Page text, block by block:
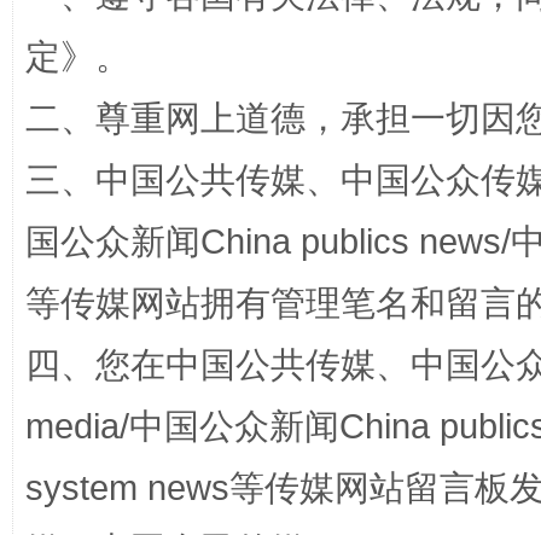
解纷+调解+退费，一次搞定
站台名比不上好声名
定》。
二、尊重网上道德，承担一切因
三、中国公共传媒、中国公众传
国公众新闻China publics news/
等传媒网站拥有管理笔名和留言
四、您在中国公共传媒、中国公
media/中国公众新闻China
system news等传媒网站留言板